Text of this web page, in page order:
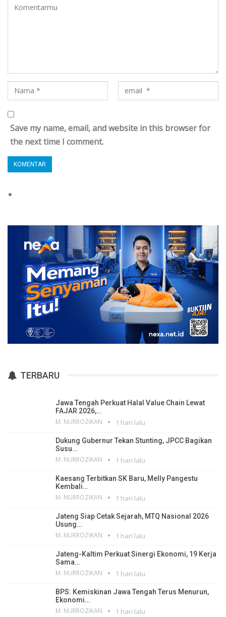
Save my name, email, and website in this browser for
the next time I comment.
TERBARU
Jawa Tengah Perkuat Halal Value Chain Lewat
FAJAR 2026,…
M. NURROZIKAN 1 hari lalu
Dukung Gubernur Tekan Stunting, JPCC Bagikan
Susu…
M. NURROZIKAN 1 hari lalu
Kaesang Terbitkan SK Baru, Melly Pangestu
Kembali…
M. NURROZIKAN 1 hari lalu
Jateng Siap Cetak Sejarah, MTQ Nasional 2026
Usung…
M. NURROZIKAN 1 hari lalu
Jateng-Kaltim Perkuat Sinergi Ekonomi, 19 Kerja
Sama…
M. NURROZIKAN 1 hari lalu
BPS: Kemiskinan Jawa Tengah Terus Menurun,
Ekonomi…
M. NURROZIKAN 1 hari lalu